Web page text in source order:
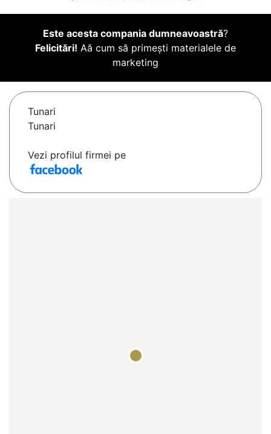
Este acesta compania dumneavoastră?
Felicitări! Aă cum să primești materialele de
marketing
Tunari
Tunari
Vezi profilul firmei pe